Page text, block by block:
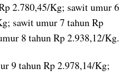
2.780,45/Kg; sawit umur 6
sawit umur 7 tahun Rp
8 tahun Rp 2.938,12/Kg.
9 tahun Rp 2.978,14/Kg;